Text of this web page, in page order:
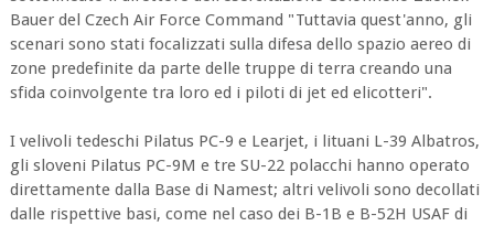
Bauer del Czech Air Force Command "Tuttavia quest'anno, gli
scenari sono stati focalizzati sulla difesa dello spazio aereo di
zone predefinite da parte delle truppe di terra creando una
sfida coinvolgente tra loro ed i piloti di jet ed elicotteri".
I velivoli tedeschi Pilatus PC-9 e Learjet, i lituani L-39 Albatros,
gli sloveni Pilatus PC-9M e tre SU-22 polacchi hanno operato
direttamente dalla Base di Namest; altri velivoli sono decollati
dalle rispettive basi, come nel caso dei B-1B e B-52H USAF di